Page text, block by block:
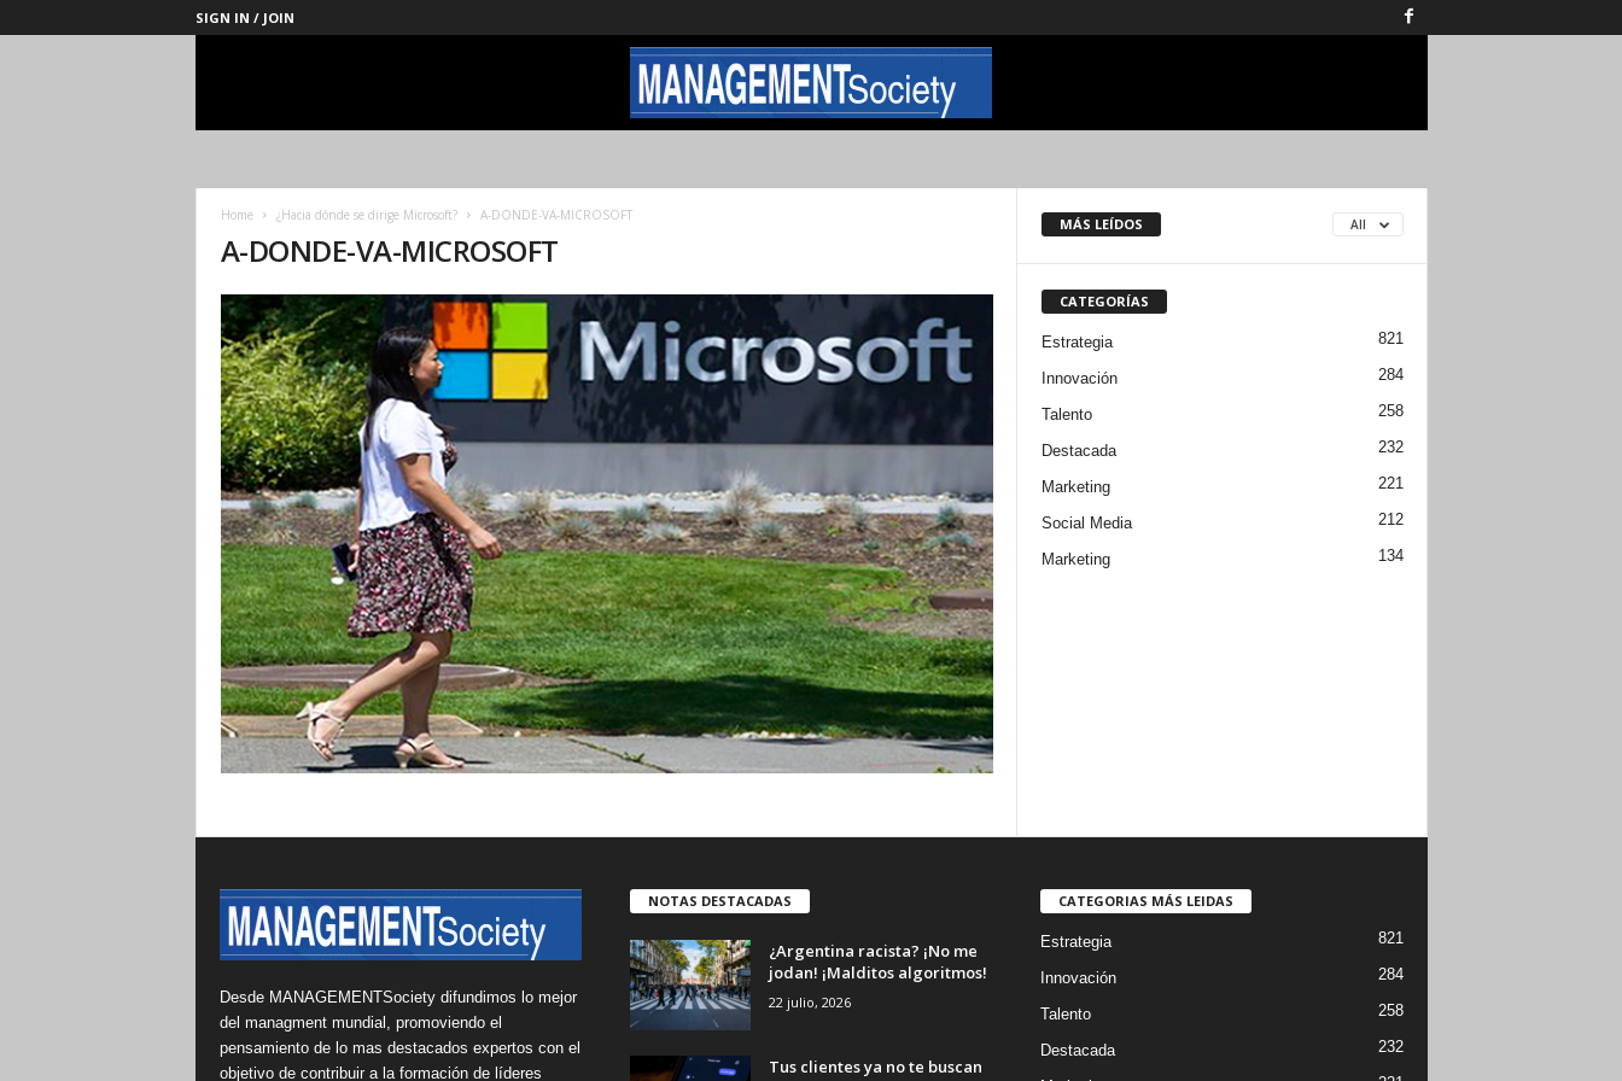
SIGN IN / JOIN
Management
Home ¿Hacia dónde se dirige Microsoft? A-DONDE-VA-MICROSOFT
A-DONDE-VA-MICROSOFT
MÁS LEÍDOS All
CATEGORÍAS
Estrategia 821
Innovación 284
Talento 258
Destacada 232
Marketing 221
Social Media 212
Marketing 134
Desde MANAGEMENTSociety difundimos lo mejor
del managment mundial, promoviendo el
pensamiento de lo mas destacados expertos con el
objetivo de contribuir a la formación de líderes
NOTAS DESTACADAS
¿Argentina racista? ¡No me
jodan! ¡Malditos algoritmos!
22 julio, 2026
Tus clientes ya no te buscan
CATEGORIAS MÁS LEIDAS
Estrategia 821
Innovación 284
Talento 258
Destacada 232